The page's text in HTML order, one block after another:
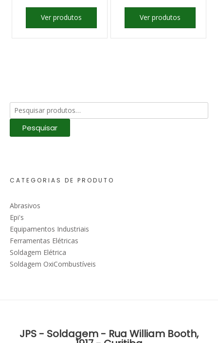
Ver produtos Ver produtos
Pesquisar
por:
Pesquisar
CATEGORIAS DE PRODUTO
Abrasivos
Epi's
Equipamentos Industriais
Ferramentas Elétricas
Soldagem Elétrica
Soldagem OxiCombustíveis
JPS - Soldagem - Rua William Booth,